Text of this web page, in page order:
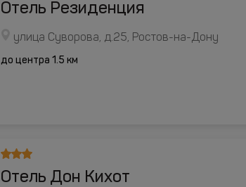
Отель Резиденция
улица Суворова, д.25, Ростов-на-Дону
до центра 1.5 км
Отель Дон Кихот